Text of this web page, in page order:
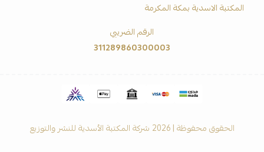
المكتبة الاسدية بمكة المكرمة
الرقم الضريبي
311289860300003
الحقوق محفوظة | 2026 شركة المكتبة الأسدية للنشر والتوزيع